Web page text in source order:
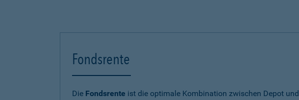
Fondsrente
Die Fondsrente ist die optimale Kombination zwischen Depot und